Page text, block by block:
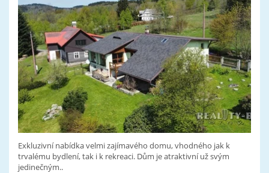
Exkluzivní nabídka velmi zajímavého domu, vhodného jak k
trvalému bydlení, tak i k rekreaci. Dům je atraktivní už svým
jedinečným..